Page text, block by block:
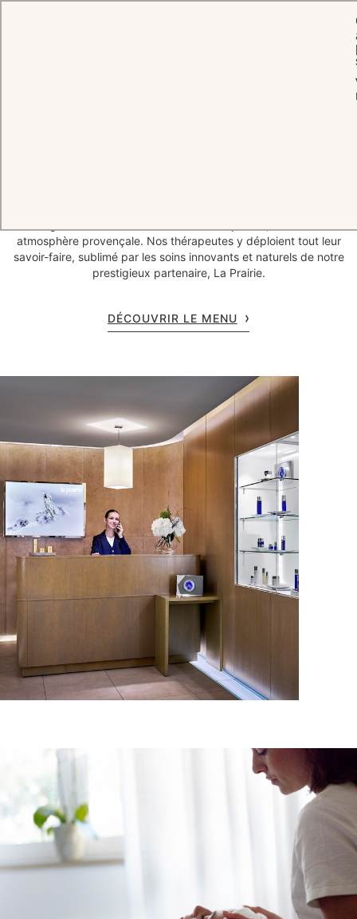
atmosphère provençale. Nos thérapeutes y déploient tout leur
savoir-faire, sublimé par les soins innovants et naturels de notre
prestigieux partenaire, La Prairie.
DÉCOUVRIR LE MENU